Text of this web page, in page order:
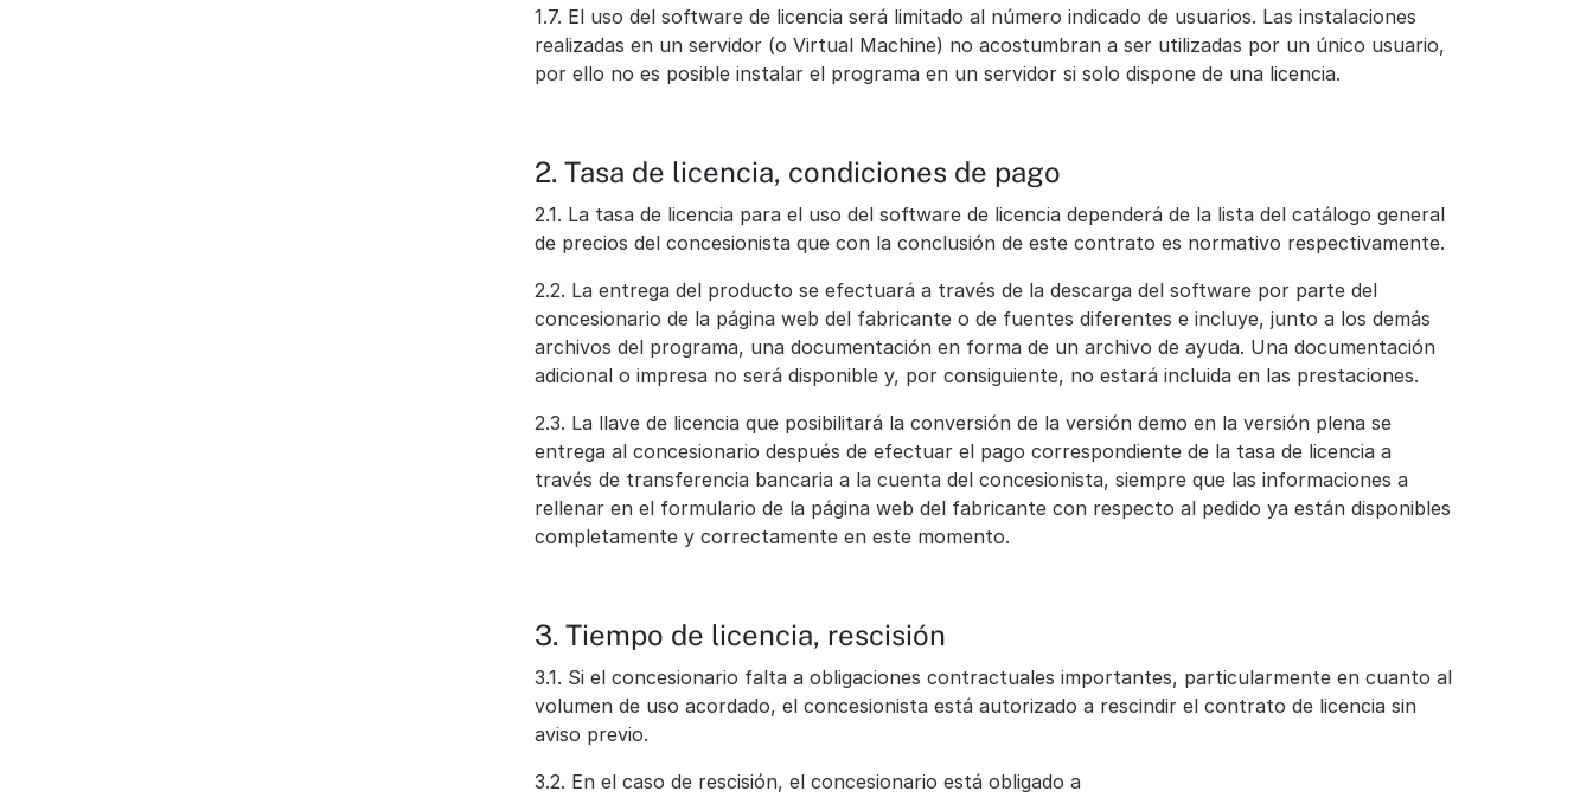
1.7. El uso del software de licencia será limitado al número indicado de usuarios. Las instalaciones
realizadas en un servidor (o Virtual Machine) no acostumbran a ser utilizadas por un único usuario,
por ello no es posible instalar el programa en un servidor si solo dispone de una licencia.
2. Tasa de licencia, condiciones de pago
2.1. La tasa de licencia para el uso del software de licencia dependerá de la lista del catálogo general
de precios del concesionista que con la conclusión de este contrato es normativo respectivamente.
2.2. La entrega del producto se efectuará a través de la descarga del software por parte del
concesionario de la página web del fabricante o de fuentes diferentes e incluye, junto a los demás
archivos del programa, una documentación en forma de un archivo de ayuda. Una documentación
adicional o impresa no será disponible y, por consiguiente, no estará incluida en las prestaciones.
2.3. La llave de licencia que posibilitará la conversión de la versión demo en la versión plena se
entrega al concesionario después de efectuar el pago correspondiente de la tasa de licencia a
través de transferencia bancaria a la cuenta del concesionista, siempre que las informaciones a
rellenar en el formulario de la página web del fabricante con respecto al pedido ya están disponibles
completamente y correctamente en este momento.
3. Tiempo de licencia, rescisión
3.1. Si el concesionario falta a obligaciones contractuales importantes, particularmente en cuanto al
volumen de uso acordado, el concesionista está autorizado a rescindir el contrato de licencia sin
aviso previo.
3.2. En el caso de rescisión, el concesionario está obligado a